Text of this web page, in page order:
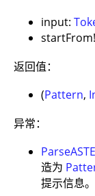
input:
返回值：
(Pattern,
异常：
造为
提示信息。